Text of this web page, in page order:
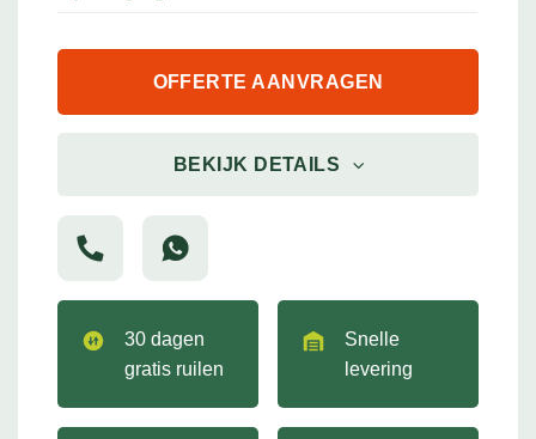
OFFERTE AANVRAGEN
BEKIJK DETAILS
30 dagen
gratis ruilen
Snelle
levering